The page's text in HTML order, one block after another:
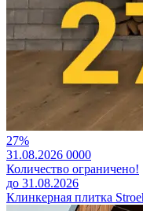
27%
31.08.2026 0000
Количество ограничено!
до 31.08.2026
Клинкерная плитка